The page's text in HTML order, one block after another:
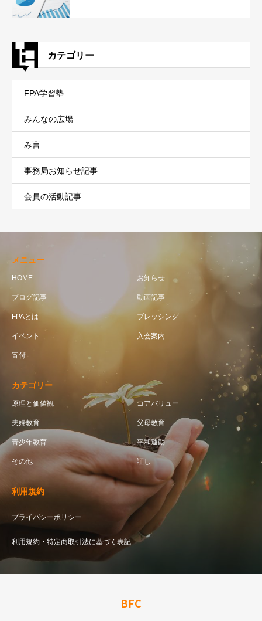
カテゴリー
FPA学習塾
みんなの広場
み言
事務局お知らせ記事
会員の活動記事
メニュー
HOME お知らせ
ブログ記事 動画記事
FPAとは ブレッシング
イベント 入会案内
寄付
カテゴリー
原理と価値観 コアバリュー
夫婦教育 父母教育
青少年教育 平和運動
その他 証し
利用規約
プライバシーポリシー
利用規約・特定商取引法に基づく表記
BFC